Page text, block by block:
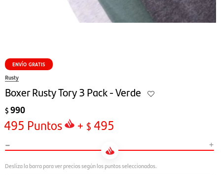
ENVÍO GRATIS
Rusty
Boxer Rusty Tory 3 Pack - Verde
$ 990
495 Puntos + $ 495
- +